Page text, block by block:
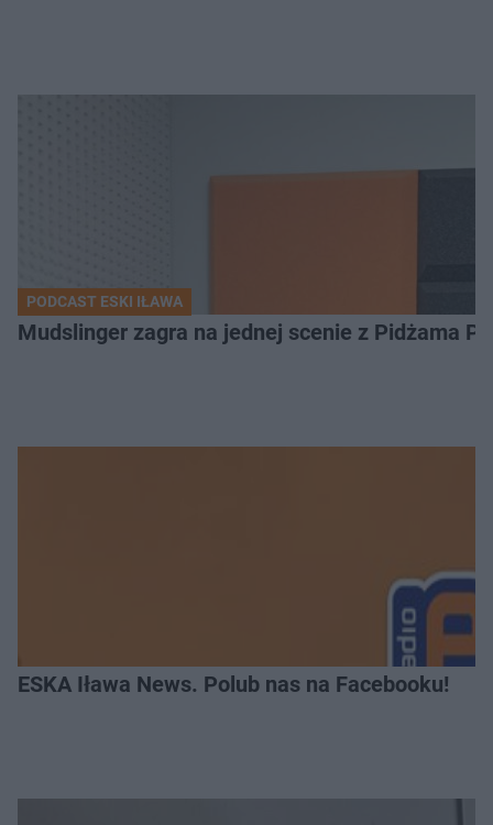
PODCAST ESKI IŁAWA
Mudslinger zagra na jednej scenie z Pidżama
ESKA Iława News. Polub nas na Facebooku!